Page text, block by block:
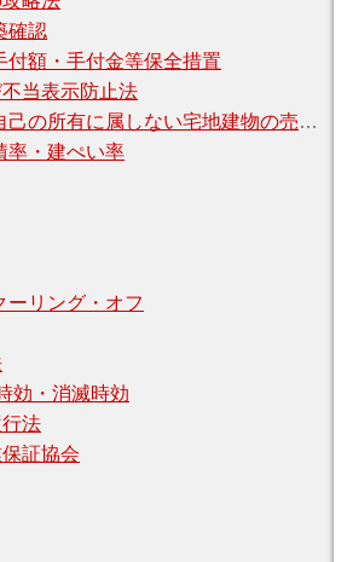
確認
付額・手付金等保全措置
当表示防止法
有に属しない宅地建物の売買契約締結の制限
率・建ぺい率
ーリング・オフ
効・消滅時効
法
証協会